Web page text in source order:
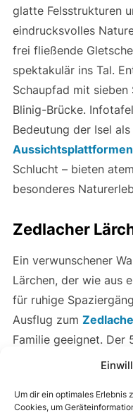
Um dir ein optimales
Cookies, um
glatte Felsstrukturen
eindrucksvolles
frei fließende
spektakulär ins Tal.
Schaupfad mit
Blinig-Brücke.
Bedeutung der Isel
Aussichtsplattformen
Schlucht – bieten
besonderes
Zedlacher
Ein verwunschener
Lärchen, der wie aus
für ruhige
Ausflug zum
Familie geeignet. Der
über rund 350 hm
familienfreundliche